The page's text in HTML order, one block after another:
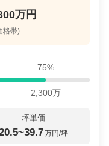
万円
格帯)
75%
2,300万
坪単価
万円/坪